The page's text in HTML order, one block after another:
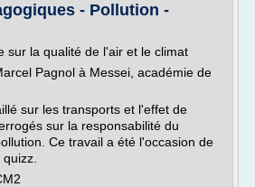
- Pollution -
sur la qualité de l'air et le climat
Pagnol à Messei, académie de
sur les transports et l'effet de
sur la responsabilité du
Ce travail a été l'occasion de